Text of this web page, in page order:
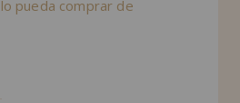
pueda comprar de